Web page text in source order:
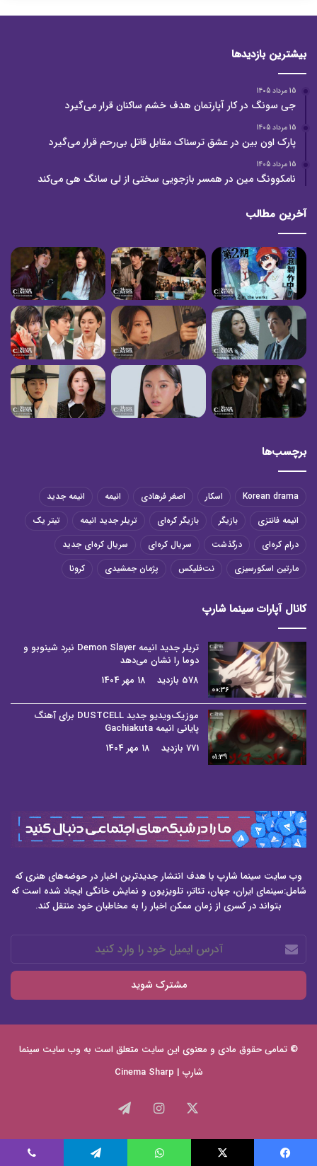
بیشترین بازدیدها
15 مرداد 1405
جی سونگ در کار آپارتمان هدف خشم ساکنان قرار می‌گیرد
15 مرداد 1405
پارک اون بین در عشق ترسناک مقابل قاتل بی‌رحم قرار می‌گیرد
15 مرداد 1405
نامکوونگ مین در همسر بازجویی سختی از لی سانگ هی می‌کند
آخرین مطالب
برچسب‌ها
Korean drama اسکار اصغر فرهادی انیمه
انیمه جدید
انیمه فانتزی
بازیگر بازیگر کره‌ای تریلر جدید انیمه
تیتر یک
درام کره‌ای
درگذشت سریال کره‌ای
سریال کره‌ای جدید
مارتین اسکورسیزی
نت‌فلیکس پژمان جمشیدی کرونا
کانال آپارات سینما شارپ
00:36
تریلر جدید انیمه Demon Slayer نبرد شینوبو و
دوما را نشان می‌دهد
578 بازدید
18 مهر 1404
01:39
موزیک‌ویدیو جدید DUSTCELL برای آهنگ
پایانی انیمه Gachiakuta
771 بازدید
18 مهر 1404
وب سایت سینما شارپ با هدف انتشار جدیدترین اخبار در حوضه‌های هنری که
شامل:سینمای ایران، جهان، تئاتر، تلویزیون و نمایش خانگی ایجاد شده است که
بتواند در کسری از زمان ممکن اخبار را به مخاطبان خود منتقل کند.
آدرس
ایمیل
خود
وارد
© تمامی حقوق مادی و معنوی این سایت متعلق است به وب سایت سینما
شارپ | Cinema Sharp
اینستاگرام